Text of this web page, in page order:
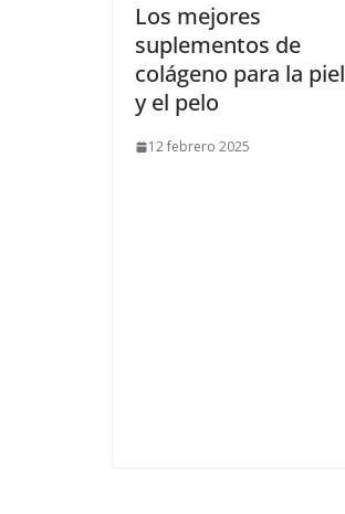
​Los mejores
suplementos de
colágeno para la piel
y el pelo
12 febrero 2025